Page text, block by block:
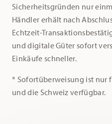
Sicherheitsgründen nur
Händler erhält nach
Echtzeit-
und digitale Güter sofort
Einkäufe schneller.
* Sofortüberweisung ist nur
und die Schweiz verfügbar.